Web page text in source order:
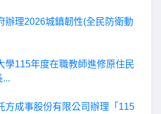
辦理2026城鎮韌性(全民防衛動
學115年度在職教師進修原住民
...
方成事股份有限公司辦理「115